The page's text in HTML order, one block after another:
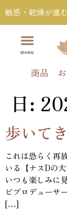
敏感・乾燥が進
商品
日:
歩いて
これは恐らく再
いる【ナスDの
いつも楽しみに
ビプロデューサ
[…]